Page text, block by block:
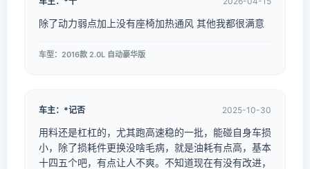
除了动力弱点加上没有座椅加热通风 其他我都很满意
车型：2016款 2.0L 自动豪华版
车主：*记否 2025-10-30
用料还是杠杠的，尤其跑高速稳的一批，能碰自身车损
小，除了损耗件更换没啥毛病，就是油耗有点高，基本
十四五个吧，有点让人不爽。不知道现在有没有改进，